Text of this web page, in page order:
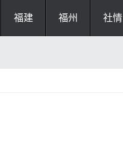
福建 福州 社情